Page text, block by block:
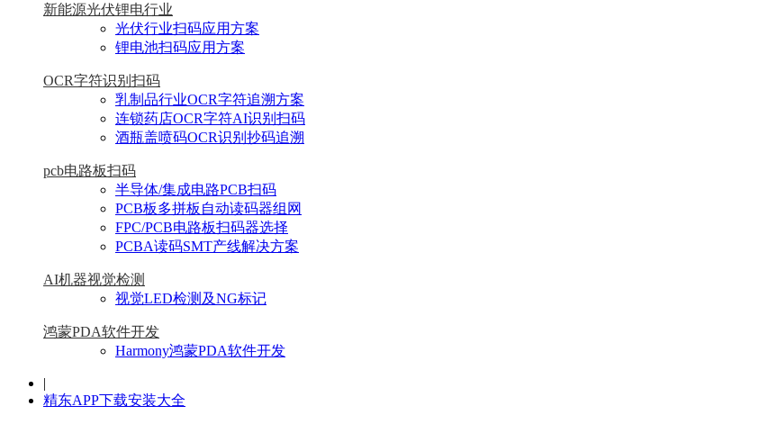
新能源光伏锂电行业
光伏行业扫码应用方案
锂电池扫码应用方案
OCR字符识别扫码
乳制品行业OCR字符追溯方案
连锁药店OCR字符AI识别扫码
酒瓶盖喷码OCR识别抄码追溯
pcb电路板扫码
半导体/集成电路PCB扫码
PCB板多拼板自动读码器组网
FPC/PCB电路板扫码器选择
PCBA读码SMT产线解决方案
AI机器视觉检测
视觉LED检测及NG标记
鸿蒙PDA软件开发
Harmony鸿蒙PDA软件开发
|
精东APP下载安装大全